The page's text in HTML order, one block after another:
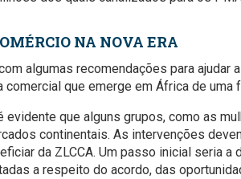
NA NOVA ERA
algumas recomendações para ajudar
comercial que emerge em África de uma
evidente que alguns grupos, como as
continentais. As intervenções
da ZLCCA. Um passo inicial seria
a respeito do acordo, das